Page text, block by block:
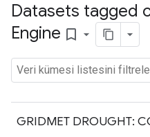
Datasets tagged
Engine bookmark_border
GRIDMET DROUGHT: